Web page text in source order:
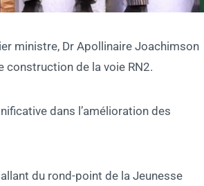
ministre, Dr Apollinaire Joachimson
construction de la voie RN2.
dans l’amélioration des
du rond-point de la Jeunesse